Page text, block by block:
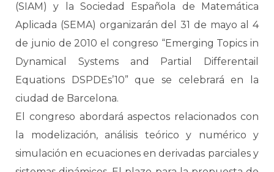
(SIAM) y la Sociedad Española de Matemática
Aplicada (SEMA) organizarán del 31 de mayo al 4
de junio de 2010 el congreso “Emerging Topics in
Dynamical Systems and Partial Differentail
Equations DSPDEs’10” que se celebrará en la
ciudad de Barcelona.
El congreso abordará aspectos relacionados con
la modelización, análisis teórico y numérico y
simulación en ecuaciones en derivadas parciales y